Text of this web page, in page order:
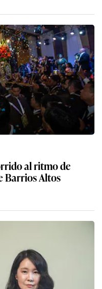
al ritmo de
Barrios Altos